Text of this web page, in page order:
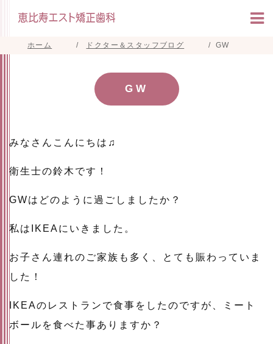
ホーム ドクター＆スタッフブログ GW
GW
みなさんこんにちは♫
衛生士の鈴木です！
GWはどのように過ごしましたか？
私はIKEAにいきました。
お子さん連れのご家族も多く、とても賑わっていま
した！
IKEAのレストランで食事をしたのですが、ミート
ボールを食べた事ありますか？